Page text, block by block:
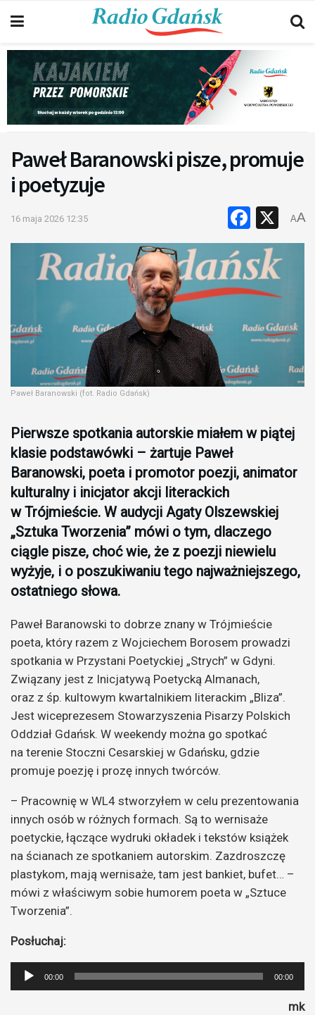
Paweł Baranowski pisze, promuje
i poetyzuje
16 maja 2026 12:35 X
AA
Paweł Baranowski (fot. Radio Gdańsk)
Pierwsze spotkania autorskie miałem w piątej
klasie podstawówki – żartuje Paweł
Baranowski, poeta i promotor poezji, animator
kulturalny i inicjator akcji literackich
w Trójmieście. W audycji Agaty Olszewskiej
„Sztuka Tworzenia” mówi o tym, dlaczego
ciągle pisze, choć wie, że z poezji niewielu
wyżyje, i o poszukiwaniu tego najważniejszego,
ostatniego słowa.
Paweł Baranowski to dobrze znany w Trójmieście
poeta, który razem z Wojciechem Borosem prowadzi
spotkania w Przystani Poetyckiej „Strych” w Gdyni.
Związany jest z Inicjatywą Poetycką Almanach,
oraz z śp. kultowym kwartalnikiem literackim „Bliza”.
Jest wiceprezesem Stowarzyszenia Pisarzy Polskich
Oddział Gdańsk. W weekendy można go spotkać
na terenie Stoczni Cesarskiej w Gdańsku, gdzie
promuje poezję i prozę innych twórców.
– Pracownię w WL4 stworzyłem w celu prezentowania
innych osób w różnych formach. Są to wernisaże
poetyckie, łączące wydruki okładek i tekstów książek
na ścianach ze spotkaniem autorskim. Zazdroszczę
plastykom, mają wernisaże, tam jest bankiet, bufet… –
mówi z właściwym sobie humorem poeta w „Sztuce
Tworzenia”.
Posłuchaj:
Odtwarzacz
plików
00:00 00:00
mk